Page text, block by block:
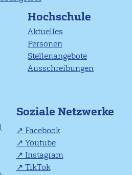
Hochschule
Aktuelles
Personen
Stellenangebote
Ausschreibungen
Soziale Netzwerke
Facebook
Youtube
Instagram
TikTok